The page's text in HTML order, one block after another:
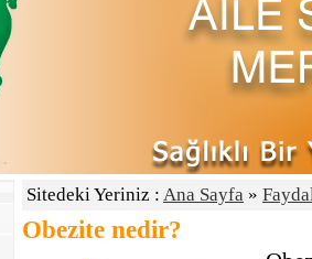
Sitedeki Yeriniz : Ana Sayfa »
Obezite nedir?